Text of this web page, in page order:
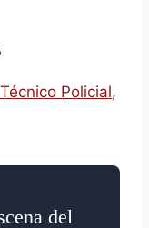
Policial,
del